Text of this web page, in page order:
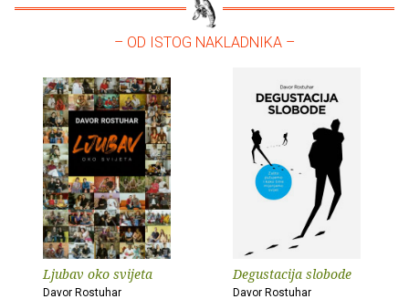
– OD ISTOG NAKLADNIKA –
Ljubav oko svijeta
Davor Rostuhar
Degustacija slobode
Davor Rostuhar